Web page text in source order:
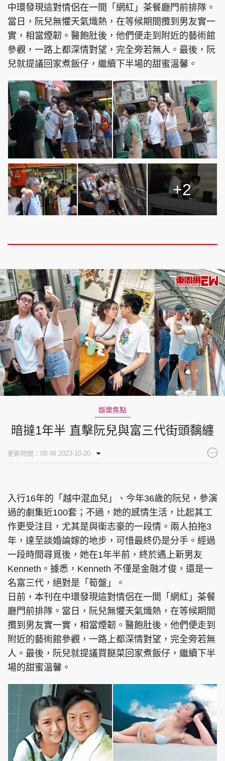
頭條日報 星島環球 The Standard
親子王 Oh!爸媽 JobMarket
頭條搵工 EDUPLUS
關於我們
聯絡我們
隱私政策聲明
使用條款
版權及免責聲明
中環發現這對情侶在一間「網紅」茶餐廳門前排隊。
當日，阮兒無懼天氣熾熱，在等候期間攬到男友實一
實，相當煙韌。醫飽肚後，他們便走到附近的藝術館
參觀，一路上都深情對望，完全旁若無人。最後，阮
兒就提議回家煮飯仔，繼續下半場的甜蜜溫馨。
+2
娛樂焦點
暗撻1年半 直擊阮兒與富三代街頭黐纏
更新時間：09:48 2023-10-20
入行16年的「越中混血兒」、今年36歲的阮兒，參演
過的劇集近100套；不過，她的感情生活，比起其工
作更受注目，尤其是與衛志豪的一段情。兩人拍拖3
年，達至談婚論嫁的地步，可惜最終仍是分手。經過
一段時間尋覓後，她在1年半前，終於遇上新男友
Kenneth。據悉，Kenneth 不僅是金融才俊，還是一
名富三代，絕對是「筍盤」。
日前，本刊在中環發現這對情侶在一間「網紅」茶餐
廳門前排隊。當日，阮兒無懼天氣熾熱，在等候期間
攬到男友實一實，相當煙韌。醫飽肚後，他們便走到
附近的藝術館參觀，一路上都深情對望，完全旁若無
人。最後，阮兒就提議買餸菜回家煮飯仔，繼續下半
場的甜蜜溫馨。